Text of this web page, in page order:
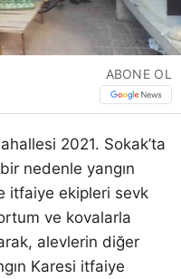
Facebook
Youtube
ABONE OL
2021. Sokak’ta
nedenle yangın
itfaiye ekipleri sevk
ve kovalarla
alevlerin diğer
Karesi itfaiye